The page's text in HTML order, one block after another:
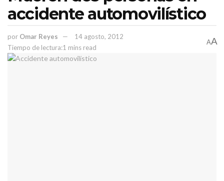
Temas: Inmuza Lo Mas Destacado
accidente automovilístico
por Omar Reyes
14 agosto, 2012
Tiempo de lectura:1 mins read
AA